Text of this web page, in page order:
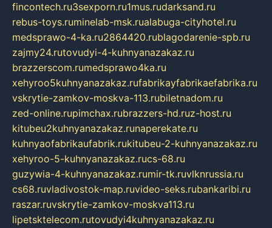
fincontech.ru3sexporn.ru1mus.rudarksand.ru
rebus-toys.ruminelab-msk.rualabuga-cityhotel.ru
medsprawo-4-ka.ru2864420.rublagodarenie-spb.ru
zajmy24.rutovudyi-4-kuhnyanazakaz.ru
brazzerscom.rumedsprawo4ka.ru
xehyroo5kuhnyanazakaz.rufabrikayfabrikaefabrika.ru
vskrytie-zamkov-moskva-113.rubiletnadom.ru
zed-online.rupimchax.rubrazzers-hd.ruz-host.ru
kitubeu2kuhnyanazakaz.runaperekate.ru
kuhnyaofabrikaufabrik.rukitubeu-2-kuhnyanazakaz.ru
xehyroo-5-kuhnyanazakaz.rucs-68.ru
guzywia-4-kuhnyanazakaz.rumir-tk.ruvlknrussia.ru
cs68.ruvladivostok-map.ruvideo-seks.rubankaribi.ru
raszar.ruvskrytie-zamkov-moskva113.ru
lipetsktelecom.rutovudyi4kuhnyanazakaz.ru